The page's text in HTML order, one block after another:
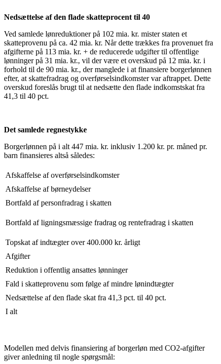
Nedsættelse af den flade skatteprocent til 40
Ved samlede lønreduktioner på 102 mia. kr. mister staten et
skatteprovenu på ca. 42 mia. kr. Når dette trækkes fra provenuet fra
afgifterne på 113 mia. kr. + de reducerede udgifter til offentlige
lønninger på 31 mia. kr., vil der være et overskud på 12 mia. kr. i
forhold til de 90 mia. kr., der manglede i at finansiere borgerlønnen
efter, at skattefradrag og overførselsindkomster var aftrappet. Dette
overskud foreslås brugt til at nedsætte den flade indkomstskat fra
41,3 til 40 pct.
Det samlede regnestykke
Borgerlønnen på i alt 447 mia. kr. inklusiv 1.200 kr. pr. måned pr.
barn finansieres altså således:
Afskaffelse af overførselsindkomster
Afskaffelse af børneydelser
Bortfald af personfradrag i skatten
Bortfald af ligningsmæssige fradrag og rentefradrag i skatten
Topskat af indtægter over 400.000 kr. årligt
Afgifter
Reduktion i offentlig ansattes lønninger
Fald i skatteprovenu som følge af mindre lønindtægter
Nedsættelse af den flade skat fra 41,3 pct. til 40 pct.
I alt
Modellen med delvis finansiering af borgerløn med CO2-afgifter
giver anledning til nogle spørgsmål: